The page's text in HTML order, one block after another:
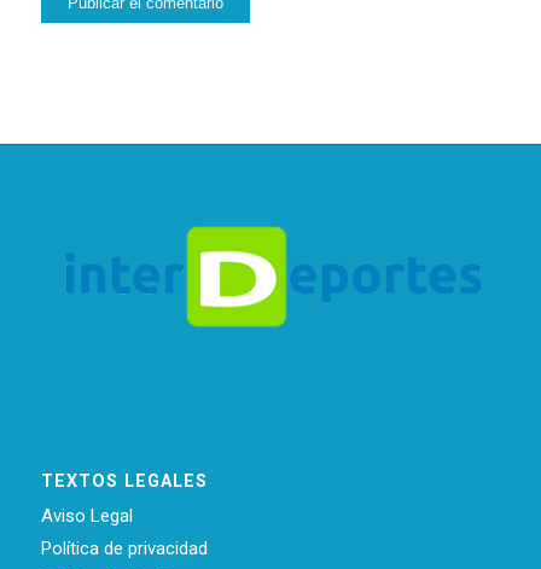
TEXTOS LEGALES
Aviso Legal
Política de privacidad